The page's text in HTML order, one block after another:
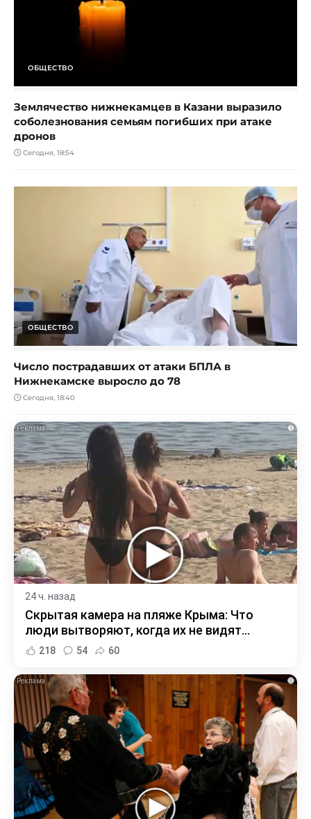
ОБЩЕСТВО
Землячество нижнекамцев в Казани выразило
соболезнования семьям погибших при атаке
дронов
Сегодня, 18:54
ОБЩЕСТВО
Число пострадавших от атаки БПЛА в
Нижнекамске выросло до 78
Сегодня, 18:40
i
24 ч. назад
Скрытая камера на пляже Крыма: Что
люди вытворяют, когда их не видят...
218 54 60
i